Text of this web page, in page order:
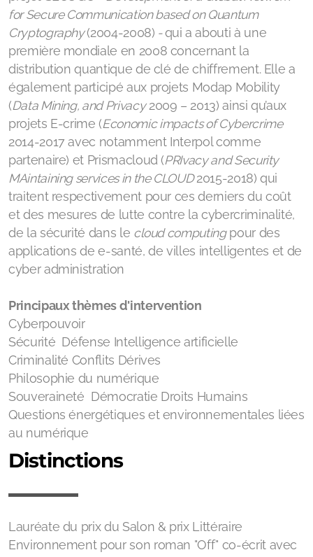
for Secure Communication based on Quantum
Cryptography(2004-2008) -qui a abouti à une
première mondiale en 2008 concernant la
distribution quantique de clé de chiffrement. Elle a
également participé aux projets Modap Mobility
(Data Mining, and Privacy2009 – 2013) ainsi qu’aux
projets E-crime (Economic impacts of Cybercrime
2014-2017 avec notamment Interpol comme
partenaire) et Prismacloud (PRIvacy and Security
MAintaining services in the CLOUD2015-2018) qui
traitent respectivement pour ces derniers du coût
et des mesures de lutte contre la cybercriminalité,
de la sécurité dans le cloud computingpour des
applications de e-santé, de villes intelligentes et de
cyber administration
Principaux thèmes d'intervention
Cyberpouvoir
Sécurité Défense Intelligence artificielle
Criminalité Conflits Dérives
Philosophie du numérique
Souveraineté Démocratie Droits Humains
Questions énergétiques et environnementales liées
au numérique
Distinctions
Lauréate du prix du Salon & prix Littéraire
Environnement pour son roman "Off" co-écrit avec